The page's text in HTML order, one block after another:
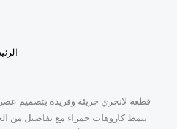
قطعة لانجري جريئة وفريدة بتصميم
بنمط كاروهات حمراء مع تفاصيل من